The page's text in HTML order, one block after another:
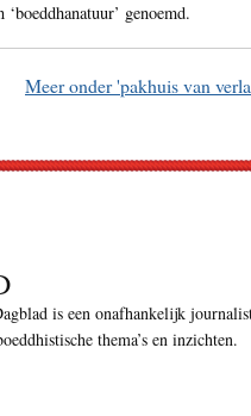
‘boeddhanatuur’ genoemd.
Meer onder 'pakhuis van
is een onafhankelijk
thema’s en inzichten.